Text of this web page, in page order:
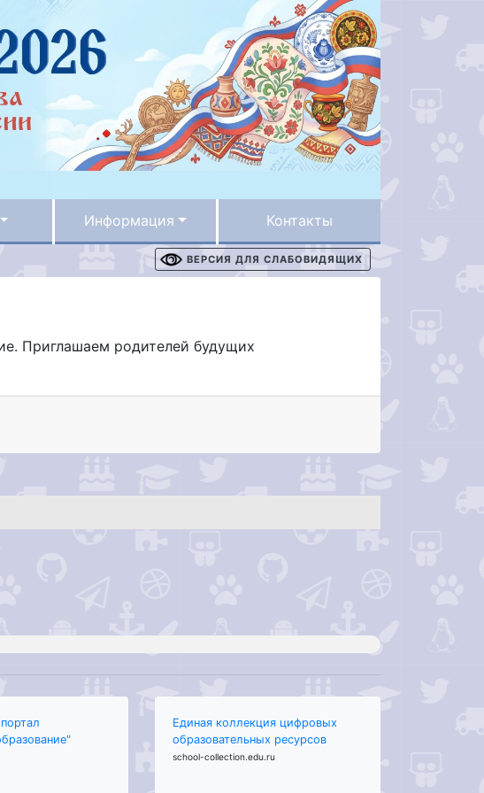
Информация Контакты
ВЕРСИЯ ДЛЯ СЛАБОВИДЯЩИХ
Приглашаем родителей будущих
Единая коллекция цифровых
образовательных ресурсов
school-collection.edu.ru